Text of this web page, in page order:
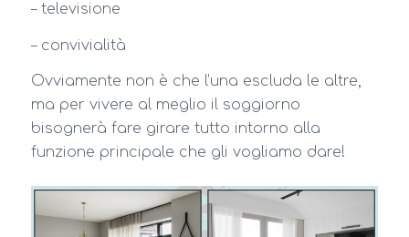
– televisione
– convivialità
Ovviamente non è che l’una escluda le altre,
ma per vivere al meglio il soggiorno
bisognerà fare girare tutto intorno alla
funzione principale che gli vogliamo dare!